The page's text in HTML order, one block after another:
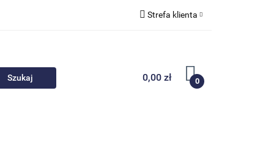
Strefa klienta
Zarejestruj się
Dodaj zgłoszenie
0,00 zł 0